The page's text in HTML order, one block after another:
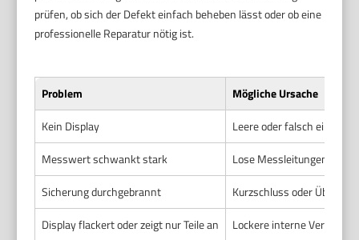
prüfen, ob sich der Defekt einfach beheben lässt oder ob eine
professionelle Reparatur nötig ist.
Problem
Mögliche Ursache
Kein Display
Leere oder falsch
Messwert schwankt stark
Lose Messleitungen oder
Sicherung durchgebrannt
Kurzschluss oder
Display flackert oder zeigt nur Teile an
Lockere interne